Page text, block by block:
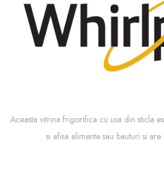
Aceasta vitrina frigorifica cu usa din sticla
si afisa alimente sau bauturi si